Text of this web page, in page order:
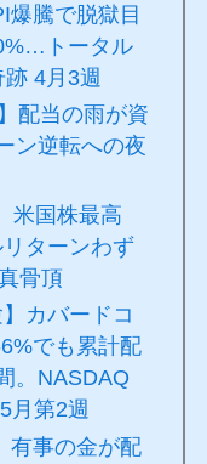
爆騰で脱獄目
トータル
4月3週
配当の雨が資
ン逆転への夜
米国株最高
ターンわず
骨頂
】カバードコ
でも累計配
。NASDAQ
月第2週
有事の金が配